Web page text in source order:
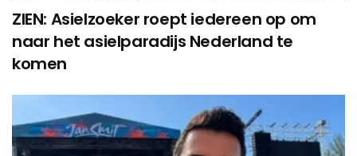
ZIEN: Asielzoeker roept iedereen op om
naar het asielparadijs Nederland te
komen